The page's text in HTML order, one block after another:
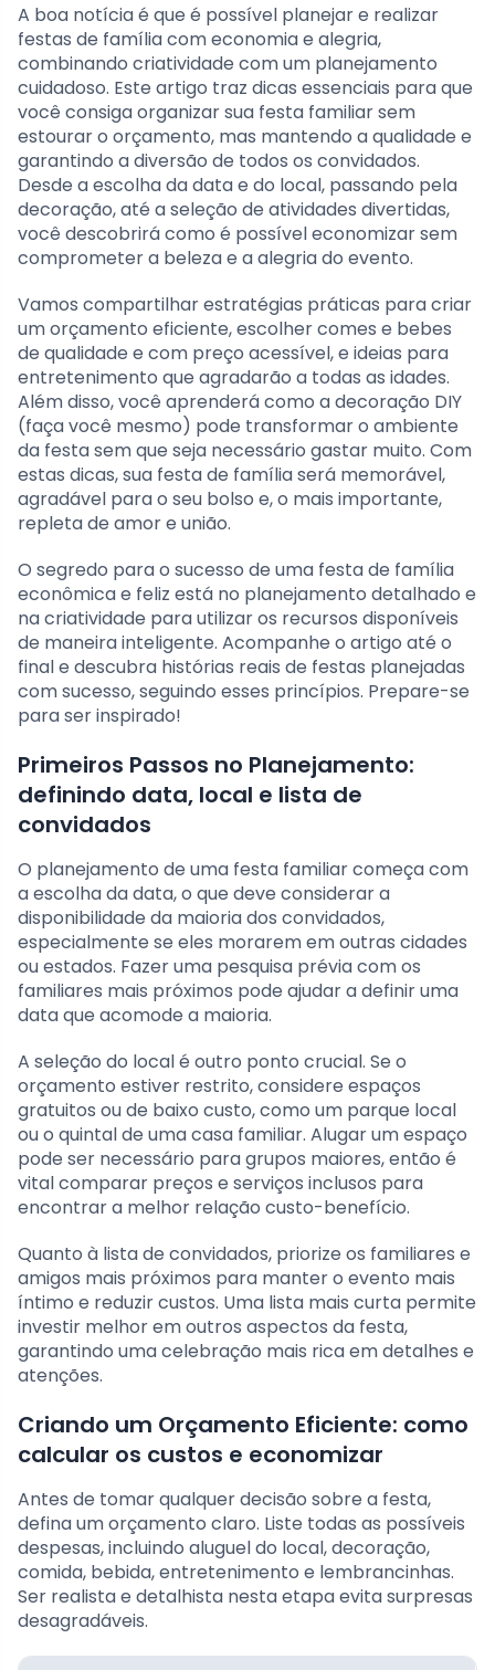
A boa notícia é que é possível planejar e realizar
festas de família com economia e alegria,
combinando criatividade com um planejamento
cuidadoso. Este artigo traz dicas essenciais para que
você consiga organizar sua festa familiar sem
estourar o orçamento, mas mantendo a qualidade e
garantindo a diversão de todos os convidados.
Desde a escolha da data e do local, passando pela
decoração, até a seleção de atividades divertidas,
você descobrirá como é possível economizar sem
comprometer a beleza e a alegria do evento.
Vamos compartilhar estratégias práticas para criar
um orçamento eficiente, escolher comes e bebes
de qualidade e com preço acessível, e ideias para
entretenimento que agradarão a todas as idades.
Além disso, você aprenderá como a decoração DIY
(faça você mesmo) pode transformar o ambiente
da festa sem que seja necessário gastar muito. Com
estas dicas, sua festa de família será memorável,
agradável para o seu bolso e, o mais importante,
repleta de amor e união.
O segredo para o sucesso de uma festa de família
econômica e feliz está no planejamento detalhado e
na criatividade para utilizar os recursos disponíveis
de maneira inteligente. Acompanhe o artigo até o
final e descubra histórias reais de festas planejadas
com sucesso, seguindo esses princípios. Prepare-se
para ser inspirado!
Primeiros Passos no Planejamento:
definindo data, local e lista de
convidados
O planejamento de uma festa familiar começa com
a escolha da data, o que deve considerar a
disponibilidade da maioria dos convidados,
especialmente se eles morarem em outras cidades
ou estados. Fazer uma pesquisa prévia com os
familiares mais próximos pode ajudar a definir uma
data que acomode a maioria.
A seleção do local é outro ponto crucial. Se o
orçamento estiver restrito, considere espaços
gratuitos ou de baixo custo, como um parque local
ou o quintal de uma casa familiar. Alugar um espaço
pode ser necessário para grupos maiores, então é
vital comparar preços e serviços inclusos para
encontrar a melhor relação custo-benefício.
Quanto à lista de convidados, priorize os familiares e
amigos mais próximos para manter o evento mais
íntimo e reduzir custos. Uma lista mais curta permite
investir melhor em outros aspectos da festa,
garantindo uma celebração mais rica em detalhes e
atenções.
Criando um Orçamento Eficiente: como
calcular os custos e economizar
Antes de tomar qualquer decisão sobre a festa,
defina um orçamento claro. Liste todas as possíveis
despesas, incluindo aluguel do local, decoração,
comida, bebida, entretenimento e lembrancinhas.
Ser realista e detalhista nesta etapa evita surpresas
desagradáveis.